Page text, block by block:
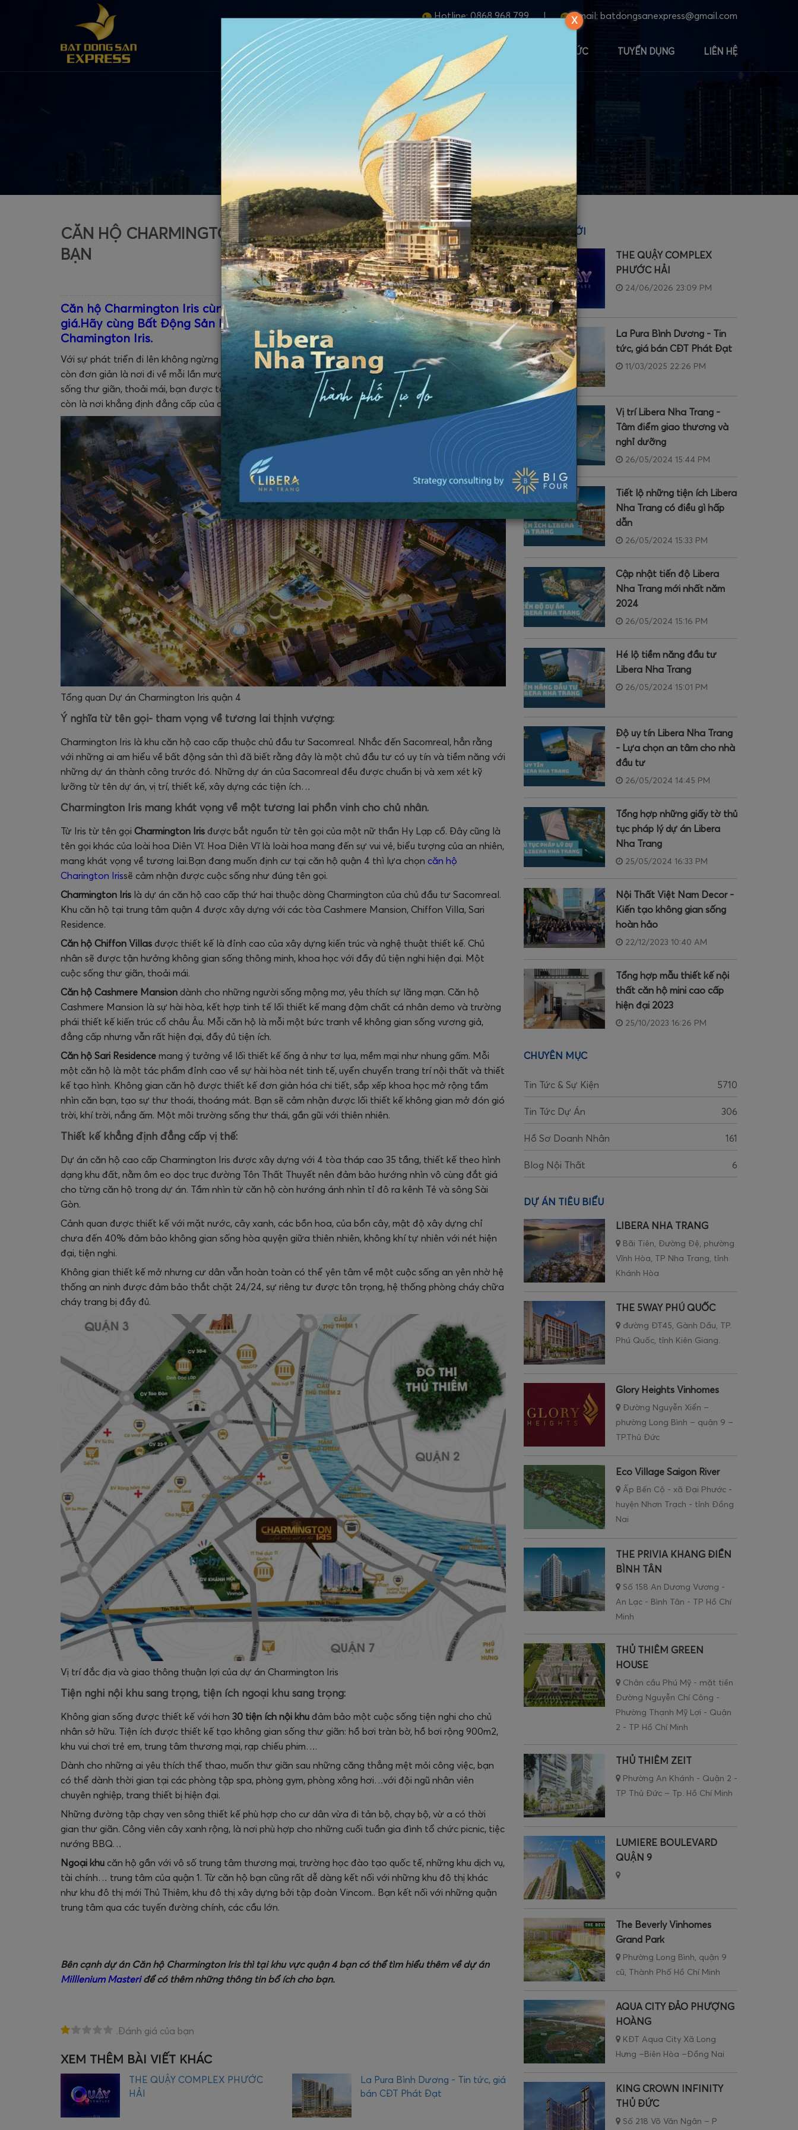
Hotline:0868 968 799 | Email: batdongsanexpress@gmail.com
TRANG CHỦ GIỚI THIỆU CHỦ ĐẦU TƯ TIN TỨC TUYỂN DỤNG LIÊN HỆ
TIN TỨC & SỰ KIỆN
Trang chủ/Tin tức & Sự kiện
CĂN HỘ CHARMINGTON IRIS &#8211; ĐẲNG CẤP RIÊNG CỦA
BẠN
Ngày đăng: 27/04/2017
Căn hộ Charmington Iris cùng bạn ghi dấu những khoảng khắc sống đáng
giá.Hãy cùng Bất Động Sản Express khẳng định đẳng cấp sống tại căn hộ
Chamington Iris.
Với sự phát triển đi lên không ngừng của cuộc sống, giá trị cuộc sống ngày một tăng lên thì nhà không
còn đơn giản là nơi đi về mỗi lần mưa gió. Căn hộ mà bạn sở hữu phải là nơi bạn có những phút giây
sống thư giãn, thoải mái, bạn được tận hưởng những tiện ích hạng sang từ nội khu đến ngoại khu. Đó
còn là nơi khẳng định đẳng cấp của chủ sở hữu.
Tổng quan Dự án Charmington Iris quận 4
Ý nghĩa từ tên gọi- tham vọng về tương lai thịnh vượng:
Charmington Iris là khu căn hộ cao cấp thuộc chủ đầu tư Sacomreal. Nhắc đến Sacomreal, hẳn rằng
với những ai am hiểu về bất động sản thì đã biết rằng đây là một chủ đầu tư có uy tín và tiềm năng với
những dự án thành công trước đó. Những dự án của Sacomreal đều được chuẩn bị và xem xét kỹ
lưỡng từ tên dự án, vị trí, thiết kế, xây dựng các tiện ích…
Charmington Iris mang khát vọng về một tương lai phồn vinh cho chủ nhân.
Từ Iris từ tên gọi Charmington Iris được bắt nguồn từ tên gọi của một nữ thần Hy Lạp cổ. Đây cũng là
tên gọi khác của loài hoa Diên Vĩ. Hoa Diên Vĩ là loài hoa mang đến sự vui vẻ, biểu tượng của an nhiên,
mang khát vọng về tương lai.Bạn đang muốn định cư tại căn hộ quận 4 thì lựa chọn căn hộ
Charington Irissẽ cảm nhận được cuộc sống như đúng tên gọi.
Charmington Iris là dự án căn hộ cao cấp thứ hai thuộc dòng Charmington của chủ đầu tư Sacomreal.
Khu căn hộ tại trung tâm quận 4 được xây dựng với các tòa Cashmere Mansion, Chiffon Villa, Sari
Residence.
Căn hộ Chiffon Villas được thiết kế là đỉnh cao của xây dựng kiến trúc và nghệ thuật thiết kế. Chủ
nhân sẽ được tận hưởng không gian sống thông minh, khoa học với đầy đủ tiện nghi hiện đại. Một
cuộc sống thư giãn, thoải mái.
Căn hộ Cashmere Mansion dành cho những người sống mộng mơ, yêu thích sự lãng mạn. Căn hộ
Cashmere Mansion là sự hài hòa, kết hợp tinh tế lối thiết kế mang đậm chất cá nhân demo và trường
phái thiết kế kiến trúc cổ châu Âu. Mỗi căn hộ là mỗi một bức tranh về không gian sống vương giả,
đẳng cấp nhưng vẫn rất hiện đại, đầy đủ tiện ích.
Căn hộ Sari Residence mang ý tưởng về lối thiết kế ống ả như tơ lụa, mềm mại như nhung gấm. Mỗi
một căn hộ là một tác phẩm đỉnh cao về sự hài hòa nét tinh tế, uyển chuyển trang trí nội thất và thiết
kế tạo hình. Không gian căn hộ được thiết kế đơn giản hóa chi tiết, sắp xếp khoa học mở rộng tầm
nhìn căn bạn, tạo sự thư thoái, thoáng mát. Bạn sẽ cảm nhận được lối thiết kế không gian mở đón gió
trời, khí trời, nắng ấm. Một môi trường sống thư thái, gần gũi với thiên nhiên.
Thiết kế khẳng định đẳng cấp vị thế:
Dự án căn hộ cao cấp Charmington Iris được xây dựng với 4 tòa tháp cao 35 tầng, thiết kế theo hình
dạng khu đất, nằm ôm eo dọc trục đường Tôn Thất Thuyết nên đảm bảo hướng nhìn vô cùng đắt giá
cho từng căn hộ trong dự án. Tầm nhìn từ căn hộ còn hướng ánh nhìn tỉ đô ra kênh Tẻ và sông Sài
Gòn.
Cảnh quan được thiết kế với mặt nước, cây xanh, các bồn hoa, của bồn cây, mật độ xây dựng chỉ
chưa đến 40% đảm bảo không gian sống hòa quyện giữa thiên nhiên, không khí tự nhiên với nét hiện
đại, tiện nghi.
Không gian thiết kế mở nhưng cư dân vẫn hoàn toàn có thể yên tâm về một cuộc sống an yên nhờ hệ
thống an ninh được đảm bảo thắt chặt 24/24, sự riêng tư được tôn trọng, hệ thống phòng cháy chữa
cháy trang bị đầy đủ.
Vị trí đắc địa và giao thông thuận lợi của dự án Charmington Iris
Tiện nghi nội khu sang trọng, tiện ích ngoại khu sang trọng:
Không gian sống được thiết kế với hơn 30 tiện ích nội khu đảm bảo một cuộc sống tiện nghi cho chủ
nhân sở hữu. Tiện ích được thiết kế tạo không gian sống thư giãn: hồ bơi tràn bờ, hồ bơi rộng 900m2,
khu vui chơi trẻ em, trung tâm thương mại, rạp chiếu phim….
Dành cho những ai yêu thích thể thao, muốn thư giãn sau những căng thẳng mệt mỏi công việc, bạn
có thể dành thời gian tại các phòng tập spa, phòng gym, phòng xông hơi…với đội ngũ nhân viên
chuyên nghiệp, trang thiết bị hiện đại.
Những đường tập chạy ven sông thiết kế phù hợp cho cư dân vừa đi tản bộ, chạy bộ, vừ a có thời
gian thư giãn. Công viên cây xanh rộng, là nơi phù hợp cho những cuối tuần gia đình tổ chức picnic, tiệc
nướng BBQ…
Ngoại khu căn hộ gần với vô số trung tâm thương mại, trường học đào tạo quốc tế, những khu dịch vụ,
tài chính… trung tâm của quận 1. Từ căn hộ bạn cũng rất dễ dàng kết nối với những khu đô thị khác
như khu đô thị mới Thủ Thiêm, khu đô thị xây dựng bởi tập đoàn Vincom.. Bạn kết nối với những quận
trung tâm qua các tuyến đường chính, các cầu lớn.
Bên cạnh dự án Căn hộ Charmington Iris thì tại khu vực quận 4 bạn có thể tìm hiểu thêm về dự án
Milllenium Masteriđể có thêm những thông tin bổ ích cho bạn.
.Đánh giá của bạn
XEM THÊM BÀI VIẾT KHÁC
THE QUẬY COMPLEX PHƯỚC
HẢI
La Pura Bình Dương - Tin tức, giá
bán CĐT Phát Đạt
BÀI VIẾT MỚI
THE QUẬY COMPLEX
PHƯỚC HẢI
24/06/2026 23:09 PM
La Pura Bình Dương - Tin
tức, giá bán CĐT Phát Đạt
11/03/2025 22:26 PM
Vị trí Libera Nha Trang -
Tâm điểm giao thương và
nghỉ dưỡng
26/05/2024 15:44 PM
Tiết lộ những tiện ích Libera
Nha Trang có điều gì hấp
dẫn
26/05/2024 15:33 PM
Cập nhật tiến độ Libera
Nha Trang mới nhất năm
2024
26/05/2024 15:16 PM
Hé lộ tiềm năng đầu tư
Libera Nha Trang
26/05/2024 15:01 PM
Độ uy tín Libera Nha Trang
- Lựa chọn an tâm cho nhà
đầu tư
26/05/2024 14:45 PM
Tổng hợp những giấy tờ thủ
tục pháp lý dự án Libera
Nha Trang
25/05/2024 16:33 PM
Nội Thất Việt Nam Decor -
Kiến tạo không gian sống
hoàn hảo
22/12/2023 10:40 AM
Tổng hợp mẫu thiết kế nội
thất căn hộ mini cao cấp
hiện đại 2023
25/10/2023 16:26 PM
CHUYÊN MỤC
Tin Tức & Sự Kiện 5710
Tin Tức Dự Án 306
Hồ Sơ Doanh Nhân 161
Blog Nội Thất 6
DỰ ÁN TIÊU BIỂU
LIBERA NHA TRANG
Bãi Tiên, Đường Đệ, phường
Vĩnh Hòa, TP Nha Trang, tỉnh
Khánh Hòa
THE 5WAY PHÚ QUỐC
đường ĐT45, Gành Dầu, TP.
Phú Quốc, tỉnh Kiên Giang.
Glory Heights Vinhomes
Đường Nguyễn Xiển –
phường Long Bình – quận 9 –
TP.Thủ Đức
Eco Village Saigon River
Ấp Bến Cộ - xã Đại Phước -
huyện Nhơn Trạch - tỉnh Đồng
Nai
THE PRIVIA KHANG ĐIỀN
BÌNH TÂN
Số 158 An Dương Vương -
An Lạc - Bình Tân - TP Hồ Chí
Minh
THỦ THIÊM GREEN
HOUSE
Chân cầu Phú Mỹ - mặt tiền
Đường Nguyễn Chí Công -
Phường Thạnh Mỹ Lợi - Quận
2 - TP Hồ Chí Minh
THỦ THIÊM ZEIT
Phường An Khánh - Quận 2 -
TP Thủ Đức – Tp. Hồ Chí Minh
LUMIERE BOULEVARD
QUẬN 9
The Beverly Vinhomes
Grand Park
Phường Long Bình, quận 9
cũ, Thành Phố Hồ Chí Minh
AQUA CITY ĐẢO PHƯỢNG
HOÀNG
KĐT Aqua City Xã Long
Hưng –Biên Hòa –Đồng Nai
KING CROWN INFINITY
THỦ ĐỨC
Số 218 Võ Văn Ngân – P
X